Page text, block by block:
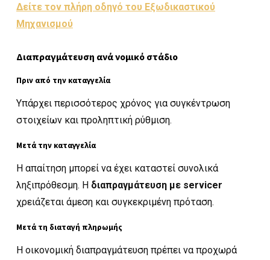
Δείτε τον πλήρη οδηγό του Εξωδικαστικού
Μηχανισμού
Διαπραγμάτευση ανά νομικό στάδιο
Πριν από την καταγγελία
Υπάρχει περισσότερος χρόνος για συγκέντρωση
στοιχείων και προληπτική ρύθμιση.
Μετά την καταγγελία
Η απαίτηση μπορεί να έχει καταστεί συνολικά
ληξιπρόθεσμη. Η διαπραγμάτευση με servicer
χρειάζεται άμεση και συγκεκριμένη πρόταση.
Μετά τη διαταγή πληρωμής
Η οικονομική διαπραγμάτευση πρέπει να προχωρά